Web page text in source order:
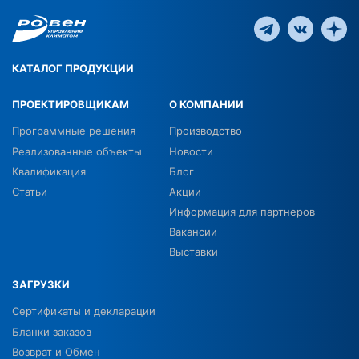
КАТАЛОГ ПРОДУКЦИИ
ПРОЕКТИРОВЩИКАМ
Программные решения
Реализованные объекты
Квалификация
Статьи
О КОМПАНИИ
Производство
Новости
Блог
Акции
Информация для партнеров
Вакансии
Выставки
ЗАГРУЗКИ
Сертификаты и декларации
Бланки заказов
Возврат и Обмен